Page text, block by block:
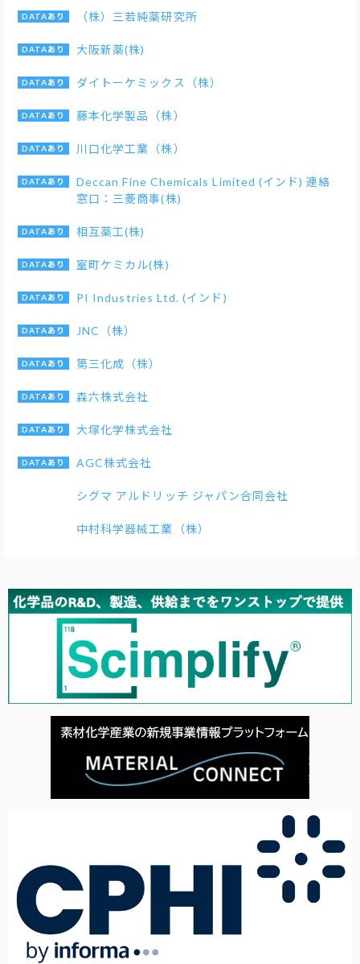
（株）三若純薬研究所
大阪新薬(株)
ダイトーケミックス（株）
藤本化学製品（株）
川口化学工業（株）
Deccan Fine Chemicals Limited (インド) 連絡
窓口：三菱商事(株)
相互薬工(株)
室町ケミカル(株)
PI Industries Ltd. (インド)
JNC（株）
第三化成（株）
森六株式会社
大塚化学株式会社
AGC株式会社
シグマ アルドリッチ ジャパン合同会社
中村科学器械工業（株）